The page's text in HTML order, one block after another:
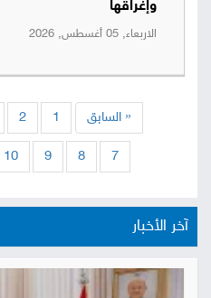
وإغراقها
الاربعاء, 05 أغسطس, 2026
« السابق 1
2
7
8
9
10
آخر الأخبار